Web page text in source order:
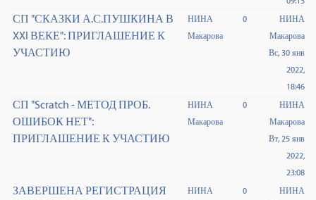
СП "СКАЗКИ А.С.ПУШКИНА В
XXI ВЕКЕ": ПРИГЛАШЕНИЕ К
УЧАСТИЮ
НИНА
Макарова
0
НИНА
Макарова
Вс, 30 янв
2022,
18:46
СП "Scratch - МЕТОД ПРОБ.
ОШИБОК НЕТ":
ПРИГЛАШЕНИЕ К УЧАСТИЮ
НИНА
Макарова
0
НИНА
Макарова
Вт, 25 янв
2022,
23:08
ЗАВЕРШЕНА РЕГИСТРАЦИЯ
НИНА
0
НИНА